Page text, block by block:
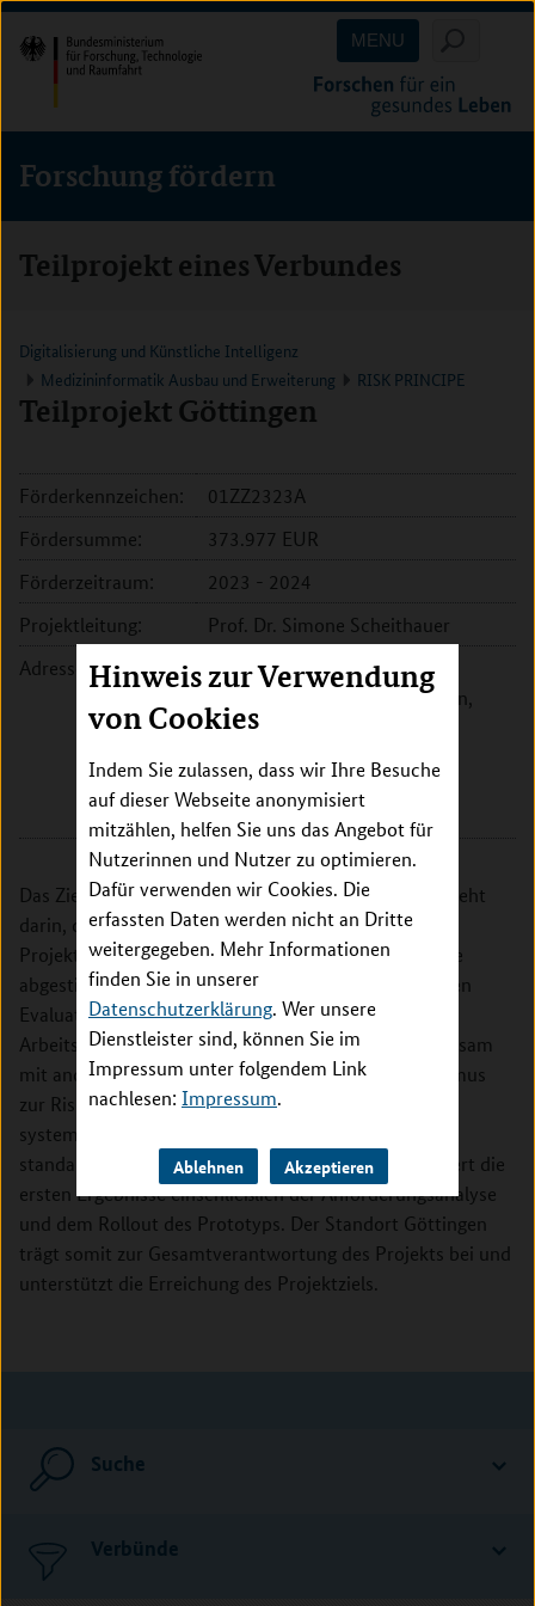
Hinweis zur Verwendung
von Cookies
Indem Sie zulassen, dass wir Ihre Besuche
auf dieser Webseite anonymisiert
mitzählen, helfen Sie uns das Angebot für
Nutzerinnen und Nutzer zu optimieren.
Dafür verwenden wir Cookies. Die
erfassten Daten werden nicht an Dritte
weitergegeben. Mehr Informationen
finden Sie in unserer
Datenschutzerklärung. Wer unsere
Dienstleister sind, können Sie im
Impressum unter folgendem Link
nachlesen: Impressum.
Ablehnen Akzeptieren
Direkt
zum
Inhalt
(Eingabetaste)
Direkt
zum
Hauptmenu
(Eingabetaste)
Direkt
zur
Suche
(Eingabetaste)
MENU
Forschung fördern
Teilprojekt eines Verbundes
Digitalisierung und Künstliche Intelligenz
Medizininformatik Ausbau und Erweiterung
RISK PRINCIPE
Teilprojekt Göttingen
Förderkennzeichen:
01ZZ2323A
Fördersumme:
373.977 EUR
Förderzeitraum:
2023 - 2024
Projektleitung:
Prof. Dr. Simone Scheithauer
Adresse:
Georg-August-Universität
Göttingen, Universitätsmedizin,
Zentrum Radiologie, Abt.
Neuroradiologie
Robert-Koch-Str. 40
37075 Göttingen
Das Ziel des Teilprojekts am Standort Göttingen besteht
darin, die Leitung des Kernteams und die
Projektkoordination zu übernehmen und dadurch die
abgestimmte Forschung und Entwicklung sowie deren
Evaluation zu leiten. Göttingen übernimmt in zwei
Arbeitspaketen die (Co-)Leitung und arbeitet gemeinsam
mit anderen Partnern an der Erstellung des Algorithmus
zur Risikoprädiktion. Dazu führt Göttingen eine
systematische Literaturrecherche durch, bereitet die
standardisierte Infektionssurveillance vor und validiert die
ersten Ergebnisse einschließlich der Anforderungsanalyse
und dem Rollout des Prototyps. Der Standort Göttingen
trägt somit zur Gesamtverantwortung des Projekts bei und
unterstützt die Erreichung des Projektziels.
Suche
Verbünde